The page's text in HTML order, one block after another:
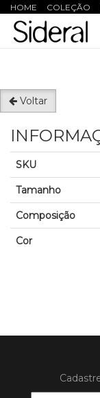
HOME COLEÇÃO
Voltar
SKU
Tamanho
Composição
Cor